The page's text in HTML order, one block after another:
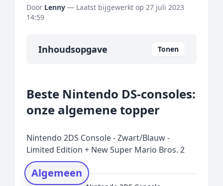
Door Lenny — Laatst bijgewerkt op 27 juli 2023
14:59
Inhoudsopgave Tonen
Onze algemene topper
Prijs topper
Rating topper
Onderzoeksmethode
Alternatieven
Beste Nintendo DS-consoles:
onze algemene topper
Nintendo 2DS Console - Zwart/Blauw -
Limited Edition + New Super Mario Bros. 2
Algemeen